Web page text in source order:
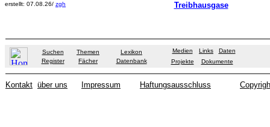
erstellt: 07.08.26/ zgh Treibhausgase
Suchen Themen
Lexikon
Register
Fächer Datenbank
Medien Links
Daten
Projekte
Dokumente
Kontakt über uns Impressum Haftungsausschluss